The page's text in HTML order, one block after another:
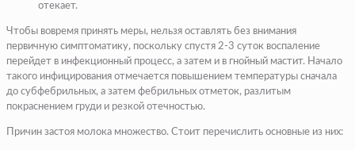
отекает.
Чтобы вовремя принять меры, нельзя оставлять без внимания
первичную симптоматику, поскольку спустя 2-3 суток воспаление
перейдет в инфекционный процесс, а затем и в гнойный мастит. Начало
такого инфицирования отмечается повышением температуры сначала
до субфебрильных, а затем фебрильных отметок, разлитым
покраснением груди и резкой отечностью.
Причин застоя молока множество. Стоит перечислить основные из них: